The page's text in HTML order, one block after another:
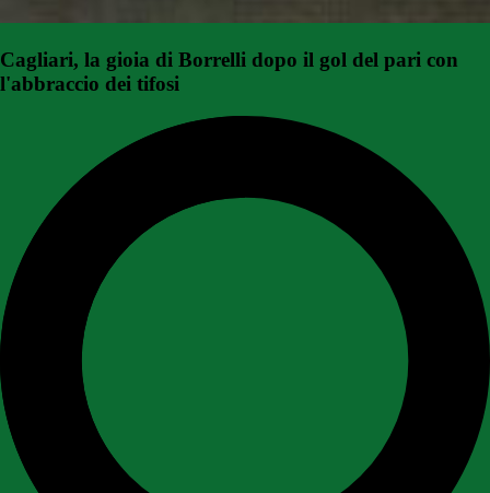
Cagliari, la gioia di Borrelli dopo il gol del pari con
l'abbraccio dei tifosi